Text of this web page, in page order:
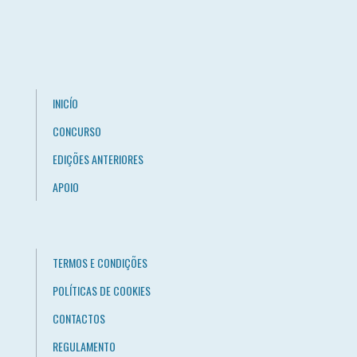
INICÍO
CONCURSO
EDIÇÕES ANTERIORES
APOIO
TERMOS E CONDIÇÕES
POLÍTICAS DE COOKIES
CONTACTOS
REGULAMENTO